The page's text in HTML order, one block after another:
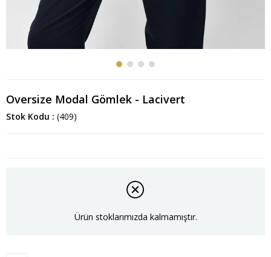
Oversize Modal Gömlek - Lacivert
Stok Kodu (409)
Ürün stoklarımızda kalmamıştır.